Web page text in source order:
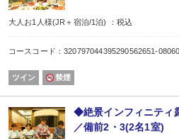
●日本海で獲れた新鮮な「お造り」ももちろ
●ソフトドリンク飲み放題
お休みの日の大切な想い出作りに、癒しの
【会場】1階ラウンジ華 ※お食事時間は二
※表示は割引後の金額です。
〜宿泊者様限定特典♪〜
★１）【はわい海水浴場】駐車場無料券
・当館より車で10分／1予約につき1枚
※配布期間：2026年7月10日〜8月16日（7
★２）お子様に【花火セット引換券】プレゼ
大人お1人様(JR＋宿泊/1泊) ：税込
コースコード：320797044395290562651-
ツイン 禁煙
◆絶景インフィニティ
／備前2・3(2名1室)